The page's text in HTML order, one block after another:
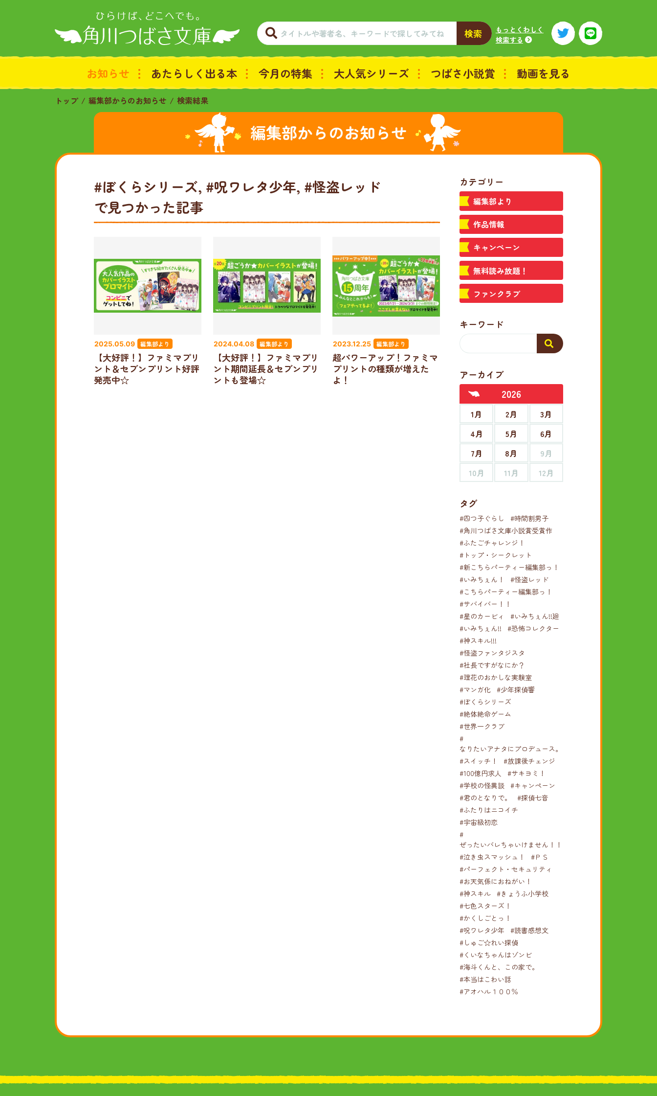
検索
もっとくわしく
検索する
お知らせ あたらしく出る本 今月の特集 大人気シリーズ つばさ小説賞 動画を見る
トップ 編集部からのお知らせ 検索結果
編集部からのお知らせ
#ぼくらシリーズ, #呪ワレタ少年, #怪盗レッド
で見つかった記事
2025.05.09 編集部より
【大好評！】ファミマプリ
ント＆セブンプリント好評
発売中☆
2024.04.08 編集部より
【大好評！】ファミマプリ
ント期間延長＆セブンプリ
ントも登場☆
2023.12.25 編集部より
超パワーアップ！ファミマ
プリントの種類が増えた
よ！
カテゴリー
編集部より
作品情報
キャンペーン
無料読み放題！
ファンクラブ
キーワード
アーカイブ
2026
1月 2月
3月
4月
5月
6月
7月
8月
9月
10月
11月 12月
タグ
#四つ子ぐらし
#時間割男子
#角川つばさ文庫小説賞受賞作
#ふたごチャレンジ！
#トップ・シークレット
#新こちらパーティー編集部っ！
#いみちぇん！
#怪盗レッド
#こちらパーティー編集部っ！
#サバイバー！！
#星のカービィ
#いみちぇん!!廻
#いみちぇん!!
#恐怖コレクター
#神スキル!!!
#怪盗ファンタジスタ
#社長ですがなにか？
#理花のおかしな実験室
#マンガ化 #少年探偵響
#ぼくらシリーズ
#絶体絶命ゲーム
#世界一クラブ
#
なりたいアナタにプロデュース。
#スイッチ！
#放課後チェンジ
#100億円求人
#サキヨミ！
#学校の怪異談 #キャンペーン
#君のとなりで。
#探偵七音
#ふたりはニコイチ
#宇宙級初恋
#
ぜったいバレちゃいけません！！！
#泣き虫スマッシュ！
#ＰＳ
#パーフェクト・セキュリティ
#お天気係におねがい！
#神スキル #きょうふ小学校
#七色スターズ！
#かくしごとっ！
#呪ワレタ少年
#読書感想文
#しゅご☆れい探偵
#くいなちゃんはゾンビ
#海斗くんと、この家で。
#本当はこわい話
#アオハル１００％